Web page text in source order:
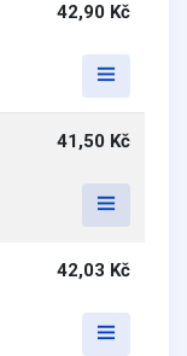
42,90 Kč
41,50 Kč
42,03 Kč